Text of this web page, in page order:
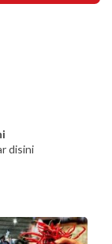
disini